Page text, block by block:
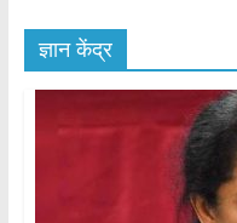
ज्ञान केंद्र